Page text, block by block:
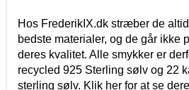
Hos FrederikIX.dk stræber de
bedste materialer, og de går ikke
deres kvalitet. Alle smykker er
recycled 925 Sterling sølv og 22
sterling sølv. Klik her for at se